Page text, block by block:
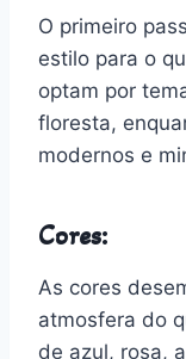
O primeiro
estilo para o
optam por
floresta,
modernos e
Cores:
As cores
atmosfera do
de azul, rosa,